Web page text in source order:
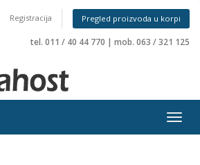
Registracija Pregled proizvoda u korpi
tel. 011 / 40 44 770 | mob. 063 / 321 125